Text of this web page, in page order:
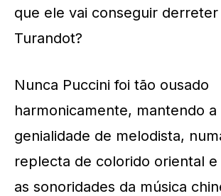
que ele vai conseguir
Turandot?
Nunca Puccini foi tão ousado
harmonicamente, mantendo a
genialidade de melodista,
replecta de colorido oriental e
as sonoridades da música